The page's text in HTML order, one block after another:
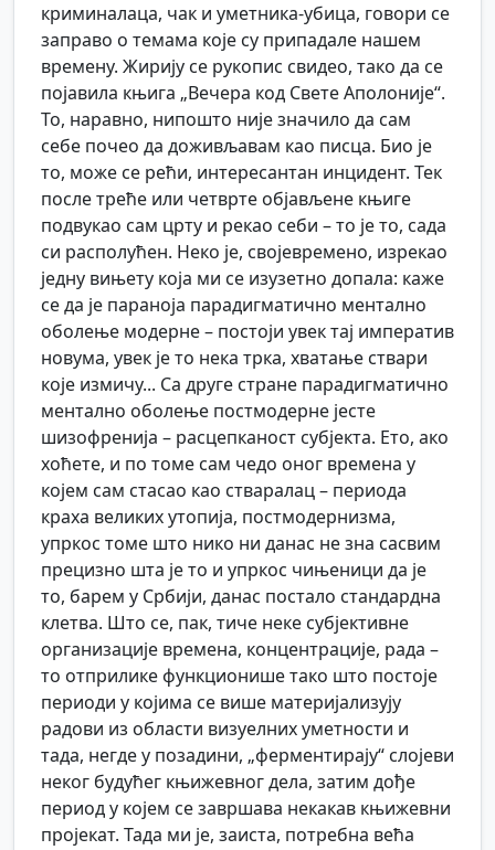
криминалаца, чак и уметника-убица, говори се
заправо о темама које су припадале нашем
времену. Жирију се рукопис свидео, тако да се
појавила књига „Вечера код Свете Аполоније“.
То, наравно, нипошто није значило да сам
себе почео да доживљавам као писца. Био је
то, може се рећи, интересантан инцидент. Тек
после треће или четврте објављене књиге
подвукао сам црту и рекао себи – то је то, сада
си располућен. Неко је, својевремено, изрекао
једну вињету која ми се изузетно допала: каже
се да је параноја парадигматично ментално
оболење модерне – постоји увек тај императив
новума, увек је то нека трка, хватање ствари
које измичу... Са друге стране парадигматично
ментално оболење постмодерне јесте
шизофренија – расцепканост субјекта. Ето, ако
хоћете, и по томе сам чедо оног времена у
којем сам стасао као стваралац – периода
краха великих утопија, постмодернизма,
упркос томе што нико ни данас не зна сасвим
прецизно шта је то и упркос чињеници да је
то, барем у Србији, данас постало стандардна
клетва. Што се, пак, тиче неке субјективне
организације времена, концентрације, рада –
то отприлике функционише тако што постоје
периоди у којима се више материјализују
радови из области визуелних уметности и
тада, негде у позадини, „ферментирају“ слојеви
неког будућег књижевног дела, затим дође
период у којем се завршава некакав књижевни
пројекат. Тада ми је, заиста, потребна већа